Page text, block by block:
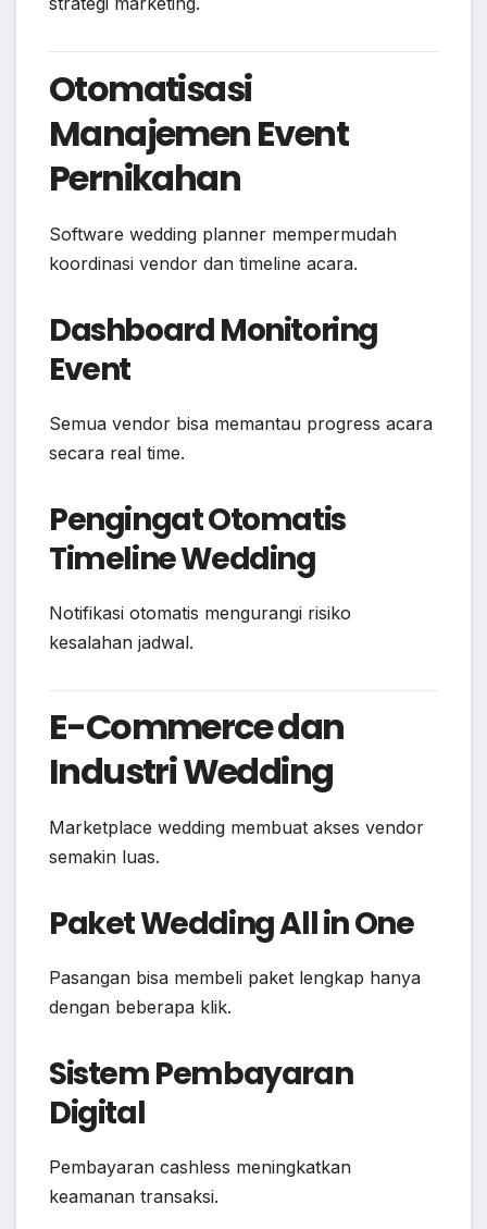
Otomatisasi
Manajemen Event
Pernikahan
Software wedding planner mempermudah
koordinasi vendor dan timeline acara.
Dashboard Monitoring
Event
Semua vendor bisa memantau progress acara
secara real time.
Pengingat Otomatis
Timeline Wedding
Notifikasi otomatis mengurangi risiko
kesalahan jadwal.
E-Commerce dan
Industri Wedding
Marketplace wedding membuat akses vendor
semakin luas.
Paket Wedding All in One
Pasangan bisa membeli paket lengkap hanya
dengan beberapa klik.
Sistem Pembayaran
Digital
Pembayaran cashless meningkatkan
keamanan transaksi.